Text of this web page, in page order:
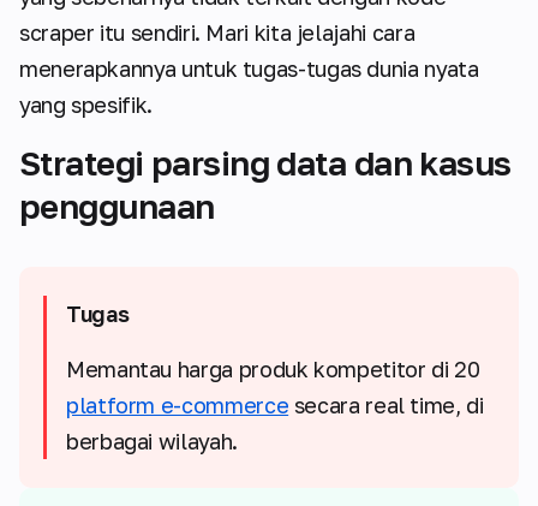
scraper itu sendiri. Mari kita jelajahi cara
menerapkannya untuk tugas-tugas dunia nyata
yang spesifik.
Strategi parsing data dan kasus
penggunaan
Tugas
Memantau harga produk kompetitor di 20
platform e-commerce secara real time, di
berbagai wilayah.